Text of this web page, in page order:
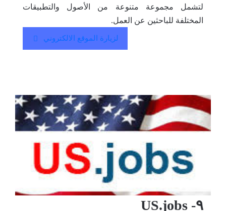
لتشمل مجموعة متنوعة من الأصول والتطبيقات
المختلفة للباحثين عن العمل.
لزيارة الموقع الالكتروني
٩- US.jobs